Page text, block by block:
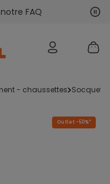
FAQ
- chaussettes
Outlet -50%*